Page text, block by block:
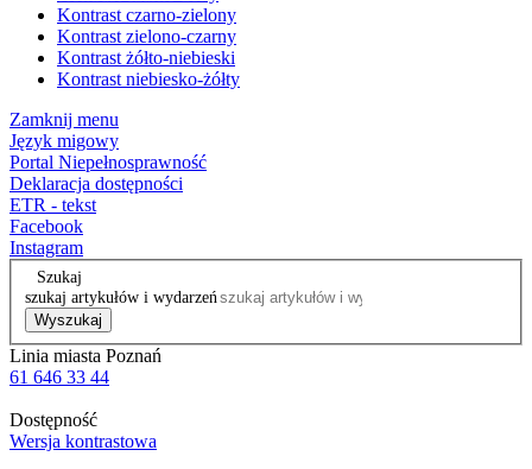
Kontrast czarno-zielony
Kontrast zielono-czarny
Kontrast żółto-niebieski
Kontrast niebiesko-żółty
Zamknij menu
Język migowy
Portal Niepełnosprawność
Deklaracja dostępności
ETR - tekst
Facebook
Instagram
Szukaj
szukaj artykułów i wydarzeń
Wyszukaj
Linia miasta Poznań
61 646 33 44
Dostępność
Wersja kontrastowa